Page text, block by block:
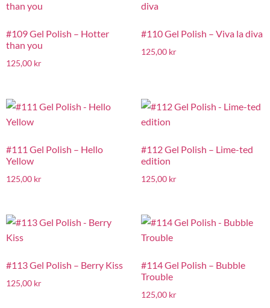
#109 Gel Polish – Hotter
than you
125,00 kr
#110 Gel Polish – Viva la diva
125,00 kr
#111 Gel Polish – Hello
Yellow
125,00 kr
#112 Gel Polish – Lime-ted
edition
125,00 kr
#113 Gel Polish – Berry Kiss
125,00 kr
#114 Gel Polish – Bubble
Trouble
125,00 kr